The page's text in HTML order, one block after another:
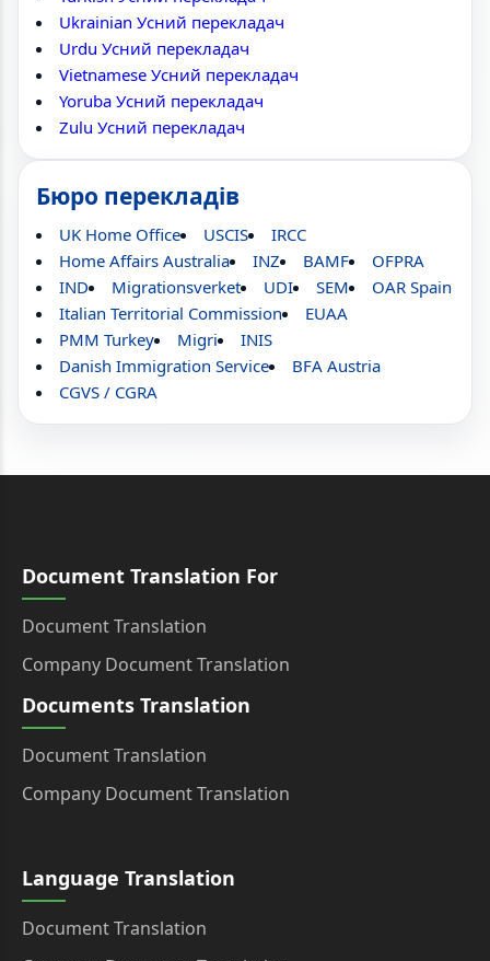
Ukrainian Усний перекладач
Urdu Усний перекладач
Vietnamese Усний перекладач
Yoruba Усний перекладач
Zulu Усний перекладач
Бюро перекладів
UK Home Office USCIS
IRCC
Home Affairs Australia
INZ BAMF
OFPRA
IND
Migrationsverket UDI SEM
OAR Spain
Italian Territorial Commission
EUAA
PMM Turkey
Migri
INIS
Danish Immigration Service
BFA Austria
CGVS / CGRA
Document Translation For
Document Translation
Company Document Translation
Documents Translation
Document Translation
Company Document Translation
Language Translation
Document Translation